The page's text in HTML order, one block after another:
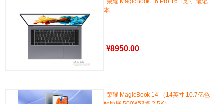
荣耀 MagicBook 16 Pro 16.1英寸 笔记
本
¥8950.00
荣耀 MagicBook 14 （14英寸 10.7亿色